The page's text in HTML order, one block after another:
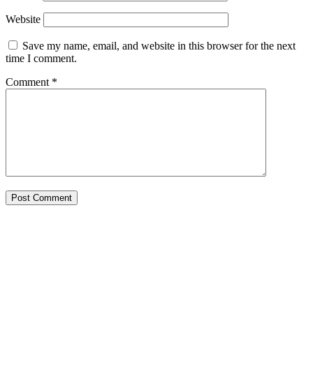
Website
Save my name, email, and website in this browser for the next
time I comment.
Comment *